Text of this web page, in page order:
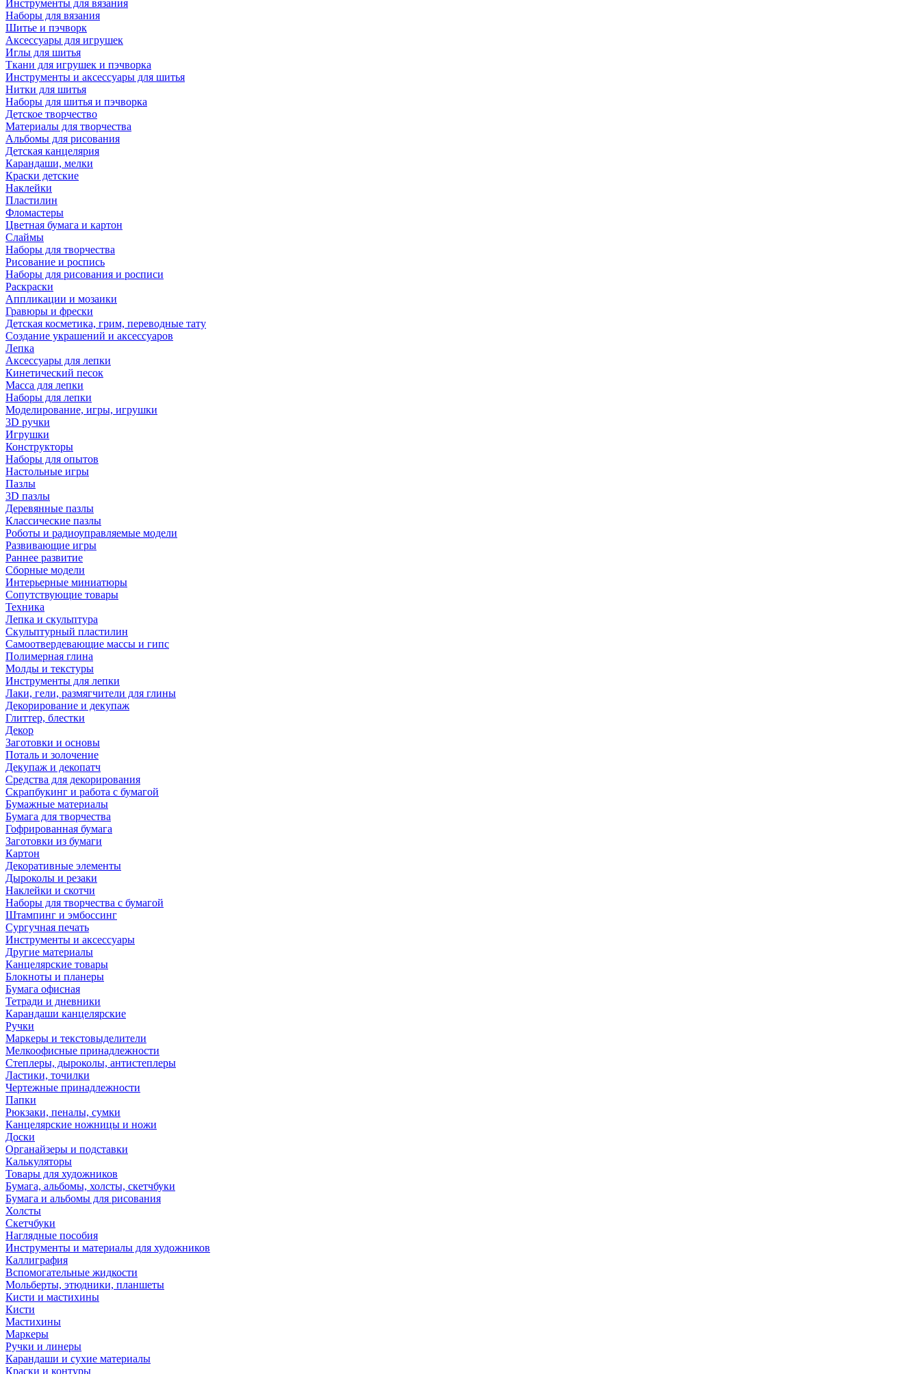
Инструменты для вязания
Наборы для вязания
Шитье и пэчворк
Аксессуары для игрушек
Иглы для шитья
Ткани для игрушек и пэчворка
Инструменты и аксессуары для шитья
Нитки для шитья
Наборы для шитья и пэчворка
Детское творчество
Материалы для творчества
Альбомы для рисования
Детская канцелярия
Карандаши, мелки
Краски детские
Наклейки
Пластилин
Фломастеры
Цветная бумага и картон
Слаймы
Наборы для творчества
Рисование и роспись
Наборы для рисования и росписи
Раскраски
Аппликации и мозаики
Гравюры и фрески
Детская косметика, грим, переводные тату
Создание украшений и аксессуаров
Лепка
Аксессуары для лепки
Кинетический песок
Масса для лепки
Наборы для лепки
Моделирование, игры, игрушки
3D ручки
Игрушки
Конструкторы
Наборы для опытов
Настольные игры
Пазлы
3D пазлы
Деревянные пазлы
Классические пазлы
Роботы и радиоуправляемые модели
Развивающие игры
Раннее развитие
Сборные модели
Интерьерные миниатюры
Сопутствующие товары
Техника
Лепка и скульптура
Скульптурный пластилин
Самоотвердевающие массы и гипс
Полимерная глина
Молды и текстуры
Инструменты для лепки
Лаки, гели, размягчители для глины
Декорирование и декупаж
Глиттер, блестки
Декор
Заготовки и основы
Поталь и золочение
Декупаж и декопатч
Средства для декорирования
Скрапбукинг и работа с бумагой
Бумажные материалы
Бумага для творчества
Гофрированная бумага
Заготовки из бумаги
Картон
Декоративные элементы
Дыроколы и резаки
Наклейки и скотчи
Наборы для творчества с бумагой
Штампинг и эмбоссинг
Сургучная печать
Инструменты и аксессуары
Другие материалы
Канцелярские товары
Блокноты и планеры
Бумага офисная
Тетради и дневники
Карандаши канцелярские
Ручки
Маркеры и текстовыделители
Мелкоофисные принадлежности
Степлеры, дыроколы, антистеплеры
Ластики, точилки
Чертежные принадлежности
Папки
Рюкзаки, пеналы, сумки
Канцелярские ножницы и ножи
Доски
Органайзеры и подставки
Калькуляторы
Товары для художников
Бумага, альбомы, холсты, скетчбуки
Бумага и альбомы для рисования
Холсты
Скетчбуки
Наглядные пособия
Инструменты и материалы для художников
Каллиграфия
Вспомогательные жидкости
Мольберты, этюдники, планшеты
Кисти и мастихины
Кисти
Мастихины
Маркеры
Ручки и линеры
Карандаши и сухие материалы
Краски и контуры